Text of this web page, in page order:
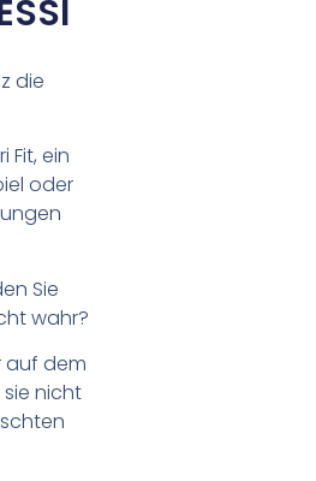
die
Fit, ein
oder
Sie
wahr?
auf dem
nicht